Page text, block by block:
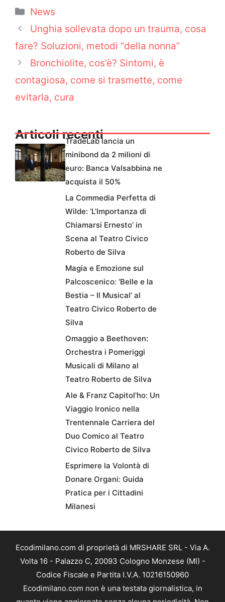
Categorie
News
Unghia sollevata dopo un trauma, cosa
fare? Soluzioni, metodi “della nonna”
Bronchiolite, cos’è? Sintomi, è
contagiosa, come si trasmette, come
evitarla, cura
Articoli recenti
TradeLab lancia un
minibond da 2 milioni di
euro: Banca Valsabbina ne
acquista il 50%
La Commedia Perfetta di
Wilde: ‘L’Importanza di
Chiamarsi Ernesto’ in
Scena al Teatro Civico
Roberto de Silva
Magia e Emozione sul
Palcoscenico: ‘Belle e la
Bestia – Il Musical’ al
Teatro Civico Roberto de
Silva
Omaggio a Beethoven:
Orchestra i Pomeriggi
Musicali di Milano al
Teatro Roberto de Silva
Ale & Franz Capitol’ho: Un
Viaggio Ironico nella
Trentennale Carriera del
Duo Comico al Teatro
Civico Roberto de Silva
Esprimere la Volontà di
Donare Organi: Guida
Pratica per i Cittadini
Milanesi
Ecodimilano.com di proprietà di MRSHARE SRL - Via A.
Volta 16 - Palazzo C, 20093 Cologno Monzese (MI) -
Codice Fiscale e Partita I.V.A. 10216150960
Ecodimilano.com non è una testata giornalistica, in